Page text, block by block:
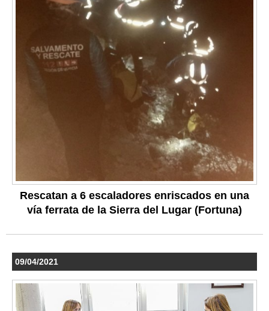
Rescatan a 6 escaladores enriscados en una
vía ferrata de la Sierra del Lugar (Fortuna)
09/04/2021